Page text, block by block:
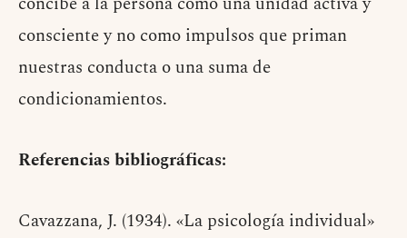
consciente y no como impulsos que priman
nuestras conducta o una suma de
condicionamientos.
Referencias bibliográficas:
Cavazzana, J. (1934). «La psicología individual»